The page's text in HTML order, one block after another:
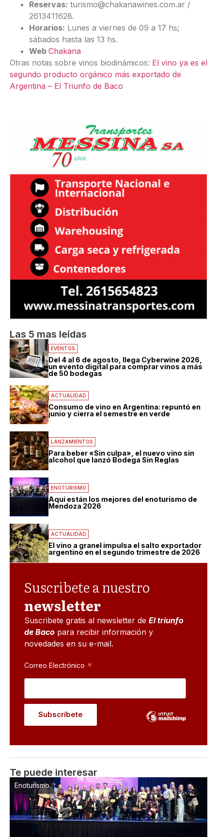
Reservas: turismo@chakanawines.com.ar /
2613411628.
Horarios: Lunes a viernes de 09 a 17 hs;
sábados hasta las 13 hs.
Web Chakana
Otras notas sobre vinos biodinámicos: El vino ya es el
segundo producto orgánico más exportado de
Argentina – El Triunfo de Baco
Las 5 mas leídas
EVENTOS
Del 4 al 6 de agosto, llega Cyberwine 2026,
un evento digital para comprar vinos a más
de 50 bodegas
ACTUALIDAD
Consumo de vino en Argentina: repuntó en
junio y cierra el semestre en verde
LANZAMIENTOS
Para beber «Sin culpa», el nuevo vino sin
alcohol que lanzó Bodega Sin Reglas
ENOTURISMO
Aquí están los mejores del enoturismo de
Mendoza 2026
ACTUALIDAD
El vino a granel impulsa el salto exportador
argentino en el segundo trimestre de 2026
Suscribete a nuestro
newsletter
Suscribete gratis al newsletter de El triunfo
de Baco para recibir información y
novedades en su e-mail.
Correo Electrónico *
Te puede interesar
Enoturismo